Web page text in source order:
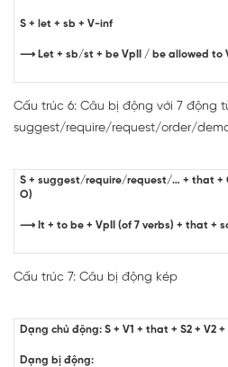
S + let + sb + V-inf
⟶ Let + sb/st + be VpII / be allowed to
Cấu trúc 6: Câu bị động với 7 động
suggest/require/request/order/
S + suggest/require/request/… + that +
O)
⟶ It + to be + VpII (of 7 verbs) + that +
Cấu trúc 7: Câu bị động kép
Dạng chủ động: S + V1 + that + S2 + V2
Dạng bị động: